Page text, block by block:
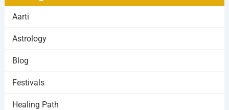
Aarti
Astrology
Blog
Festivals
Healing Path